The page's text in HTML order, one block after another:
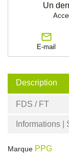
Un
E-mail
Description
FDS / FT
Informations |
Marque PPG